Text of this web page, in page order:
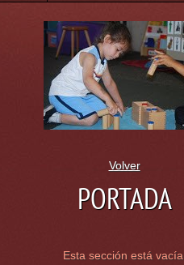
Volver
PORTADA
Esta sección está vacía.